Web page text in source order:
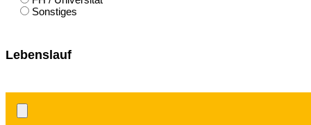
Sonstiges
Lebenslauf